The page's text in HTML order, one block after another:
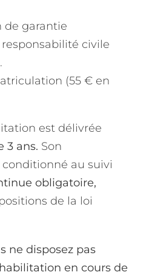
de garantie
responsabilité civile
(55 € en
est délivrée
3 ans. Son
au suivi
obligatoire,
de la loi
ne disposez pas
en cours de